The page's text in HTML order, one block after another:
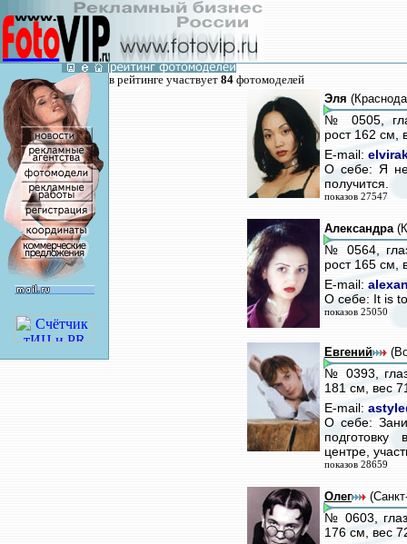
в рейтинге участвует 84 фотомоделей
Эля
№ 0505,
рост 162 см,
E-mail:
О себе: Я
получится.
показов 27547
Александра
№ 0564,
рост 165 см,
E-mail:
О себе: It is
показов 25050
Евгений
№ 0393,
181 см, вес
E-mail:
О себе:
центре,
показов 28659
Олег
№ 0603,
176 см, вес